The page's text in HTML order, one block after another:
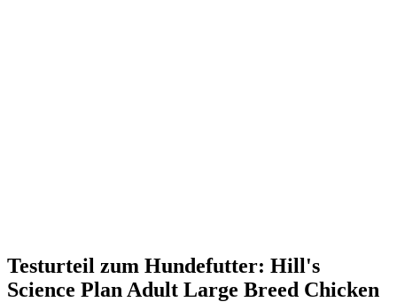
Testurteil zum Hundefutter: Hill's
Science Plan Adult Large Breed Chicken